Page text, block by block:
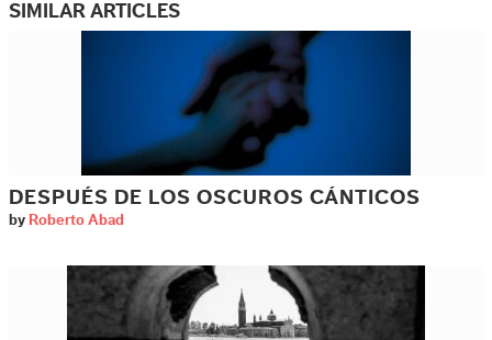
SIMILAR ARTICLES
DESPUÉS DE LOS OSCUROS CÁNTICOS
by Roberto Abad